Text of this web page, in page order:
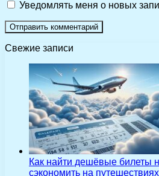
Уведомлять меня о новых
Свежие записи
Как найти дешёвые билеты
сэкономить на путешествиях